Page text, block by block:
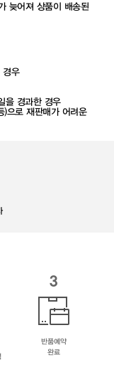
늦어져 상품이 배송된
경우
을 경과한 경우
)으로 재판매가 어려운
3
반품예약
완료